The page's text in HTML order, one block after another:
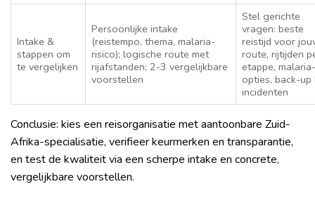
Intake &
stappen om
te vergelijken
Persoonlijke intake
(reistempo, thema, malaria-
risico); logische route met
rijafstanden; 2-3 vergelijkbare
voorstellen
Stel gerichte
vragen: beste
reistijd voor
route, rijtijden
etappe,
opties, back-up
incidenten
Conclusie: kies een reisorganisatie met aantoonbare Zuid-
Afrika-specialisatie, verifieer keurmerken en transparantie,
en test de kwaliteit via een scherpe intake en concrete,
vergelijkbare voorstellen.